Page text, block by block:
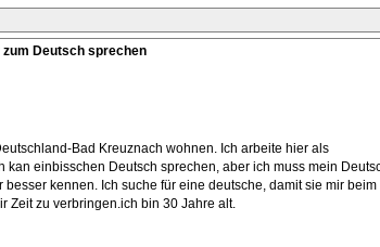
Deutsch sprechen
Bad Kreuznach wohnen. Ich arbeite hier als
kan einbisschen Deutsch sprechen, aber ich muss mein
kennen. Ich suche für eine deutsche, damit sie mir beim
Zeit zu verbringen.ich bin 30 Jahre alt.